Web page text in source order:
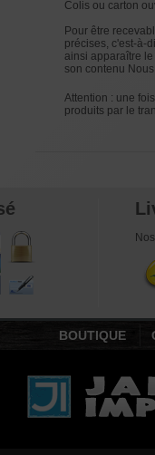
Colis ou carton
Pour être
précises, c'est-à-
ainsi apparaître
son contenu
Attention : une
produits par le
BOUTIQUE